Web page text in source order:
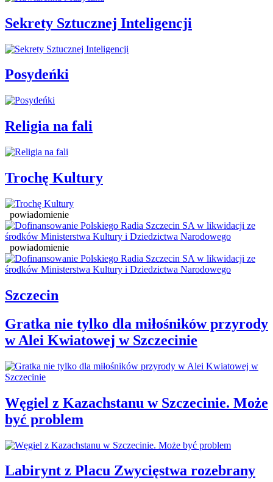
Sekrety Sztucznej Inteligencji
Posydeńki
Religia na fali
Trochę Kultury
powiadomienie
powiadomienie
Szczecin
Gratka nie tylko dla miłośników przyrody
w Alei Kwiatowej w Szczecinie
Węgiel z Kazachstanu w Szczecinie. Może
być problem
Labirynt z Placu Zwycięstwa rozebrany